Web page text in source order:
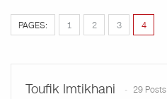
PAGES: 1 2 3 4
Toufik Imtikhani 29 Posts